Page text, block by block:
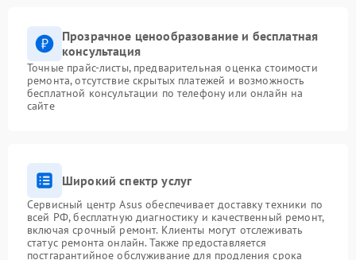
Прозрачное ценообразование и бесплатная
консультация
Точные прайс-листы, предварительная оценка стоимости
ремонта, отсутствие скрытых платежей и возможность
бесплатной консультации по телефону или онлайн на
сайте
Широкий спектр услуг
Сервисный центр Asus обеспечивает доставку техники по
всей РФ, бесплатную диагностику и качественный ремонт,
включая срочный ремонт. Клиенты могут отслеживать
статус ремонта онлайн. Также предоставляется
постгарантийное обслуживание для продления срока